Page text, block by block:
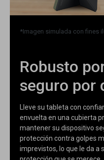
*Imagen simulada con fines
Robusto
seguro por
Lleve su tableta con
envuelta en una cubierta
mantener su dispositivo
protección contra golpes
imprevistos, lo que le da a